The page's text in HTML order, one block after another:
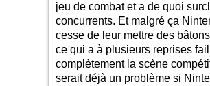
jeu de combat et a de quoi
concurrents. Et malgré ça
cesse de leur mettre des
ce qui a à plusieurs reprises
complètement la scène
serait déjà un problème si